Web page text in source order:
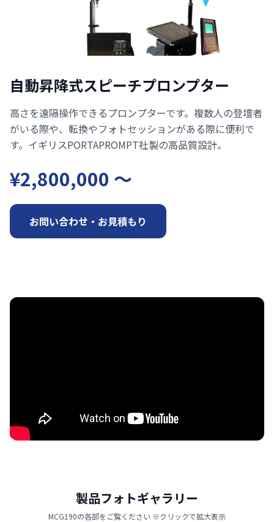
自動昇降式スピーチプロンプター
高さを遠隔操作できるプロンプターです。複数人の登壇者
がいる際や、転換やフォトセッションがある際に便利で
す。イギリスPORTAPROMPT社製の高品質設計。
¥2,800,000 〜
お問い合わせ・お見積もり
製品フォトギャラリー
MCG190の各部をご覧ください ※クリックで拡大表示